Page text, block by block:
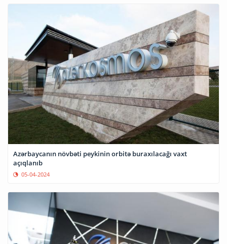
Azərbaycanın növbəti peykinin orbitə buraxılacağı vaxt
açıqlanıb
05-04-2024